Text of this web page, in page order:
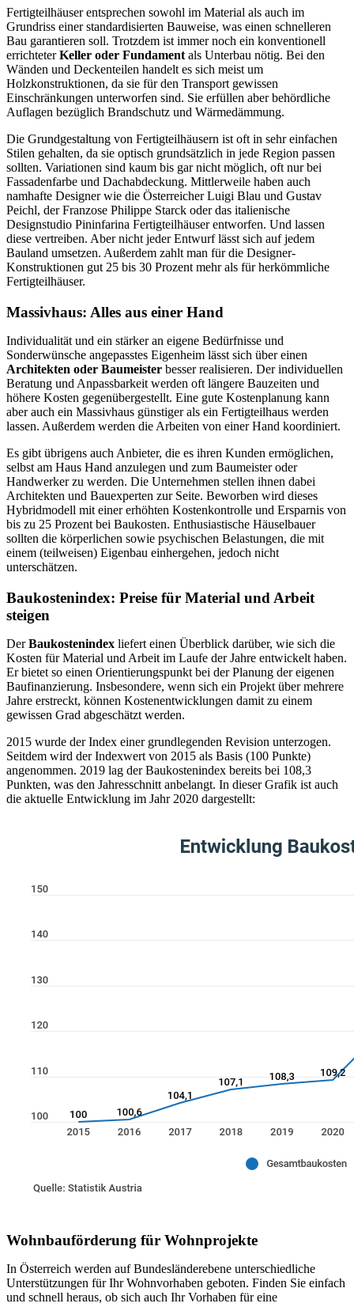
Fertigteilhäuser entsprechen sowohl im Material als auch im
Grundriss einer standardisierten Bauweise, was einen schnelleren
Bau garantieren soll. Trotzdem ist immer noch ein konventionell
errichteterKeller oder Fundament als Unterbau nötig. Bei den
Wänden und Deckenteilen handelt es sich meist um
Holzkonstruktionen, da sie für den Transport gewissen
Einschränkungen unterworfen sind. Sie erfüllen aber behördliche
Auflagen bezüglich Brandschutz und Wärmedämmung.
Die Grundgestaltung von Fertigteilhäusern ist oft in sehr einfachen
Stilen gehalten, da sie optisch grundsätzlich in jede Region passen
sollten. Variationen sind kaum bis gar nicht möglich, oft nur bei
Fassadenfarbe und Dachabdeckung. Mittlerweile haben auch
namhafte Designer wie die Österreicher Luigi Blau und Gustav
Peichl, der Franzose Philippe Starck oder das italienische
Designstudio Pininfarina Fertigteilhäuser entworfen. Und lassen
diese vertreiben. Aber nicht jeder Entwurf lässt sich auf jedem
Bauland umsetzen. Außerdem zahlt man für die Designer-
Konstruktionen gut 25 bis 30 Prozent mehr als für herkömmliche
Fertigteilhäuser.
Massivhaus: Alles aus einer Hand
Individualität und ein stärker an eigene Bedürfnisse und
Sonderwünsche angepasstes Eigenheim lässt sich über einen
Architekten oder Baumeister besser realisieren. Der individuellen
Beratung und Anpassbarkeit werden oft längere Bauzeiten und
höhere Kosten gegenübergestellt. Eine gute Kostenplanung kann
aber auch ein Massivhaus günstiger als ein Fertigteilhaus werden
lassen. Außerdem werden die Arbeiten von einer Hand koordiniert.
Es gibt übrigens auch Anbieter, die es ihren Kunden ermöglichen,
selbst am Haus Hand anzulegen und zum Baumeister oder
Handwerker zu werden. Die Unternehmen stellen ihnen dabei
Architekten und Bauexperten zur Seite. Beworben wird dieses
Hybridmodell mit einer erhöhten Kostenkontrolle und Ersparnis von
bis zu 25 Prozent bei Baukosten. Enthusiastische Häuselbauer
sollten die körperlichen sowie psychischen Belastungen, die mit
einem (teilweisen) Eigenbau einhergehen, jedoch nicht
unterschätzen.
Baukostenindex: Preise für Material und Arbeit
steigen
DerBaukostenindex liefert einen Überblick darüber, wie sich die
Kosten für Material und Arbeit im Laufe der Jahre entwickelt haben.
Er bietet so einen Orientierungspunkt bei der Planung der eigenen
Baufinanzierung. Insbesondere, wenn sich ein Projekt über mehrere
Jahre erstreckt, können Kostenentwicklungen damit zu einem
gewissen Grad abgeschätzt werden.
2015 wurde der Index einer grundlegenden Revision unterzogen.
Seitdem wird der Indexwert von 2015 als Basis (100 Punkte)
angenommen. 2019 lag der Baukostenindex bereits bei 108,3
Punkten, was den Jahresschnitt anbelangt. In dieser Grafik ist auch
die aktuelle Entwicklung im Jahr 2020 dargestellt:
Wohnbauförderung für Wohnprojekte
In Österreich werden auf Bundesländerebene unterschiedliche
Unterstützungen für Ihr Wohnvorhaben geboten. Finden Sie einfach
und schnell heraus, ob sich auch Ihr Vorhaben für eine